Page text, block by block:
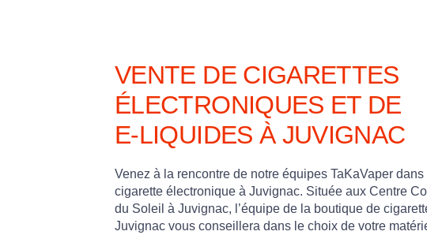
VENTE DE CIGARETTES
ÉLECTRONIQUES ET DE
E-LIQUIDES À JUVIGNAC
Venez à la rencontre de notre équipes TaKaVaper
cigarette électronique à Juvignac. Située aux Centre
du Soleil à Juvignac, l’équipe de la boutique de
Juvignac vous conseillera dans le choix de votre